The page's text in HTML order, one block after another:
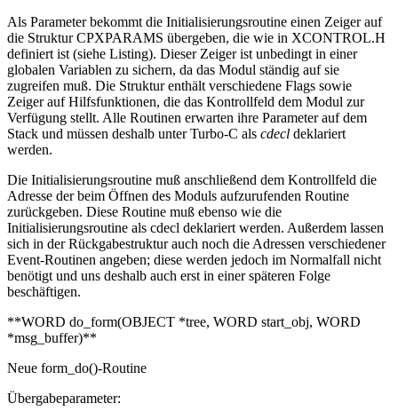
Als Parameter bekommt die Initialisierungsroutine einen Zeiger auf
die Struktur CPXPARAMS übergeben, die wie in XCONTROL.H
definiert ist (siehe Listing). Dieser Zeiger ist unbedingt in einer
globalen Variablen zu sichern, da das Modul ständig auf sie
zugreifen muß. Die Struktur enthält verschiedene Flags sowie
Zeiger auf Hilfsfunktionen, die das Kontrollfeld dem Modul zur
Verfügung stellt. Alle Routinen erwarten ihre Parameter auf dem
Stack und müssen deshalb unter Turbo-C als cdecl deklariert
werden.
Die Initialisierungsroutine muß anschließend dem Kontrollfeld die
Adresse der beim Öffnen des Moduls aufzurufenden Routine
zurückgeben. Diese Routine muß ebenso wie die
Initialisierungsroutine als cdecl deklariert werden. Außerdem lassen
sich in der Rückgabestruktur auch noch die Adressen verschiedener
Event-Routinen angeben; diese werden jedoch im Normalfall nicht
benötigt und uns deshalb auch erst in einer späteren Folge
beschäftigen.
**WORD do_form(OBJECT *tree, WORD start_obj, WORD
*msg_buffer)**
Neue form_do()-Routine
Übergabeparameter: